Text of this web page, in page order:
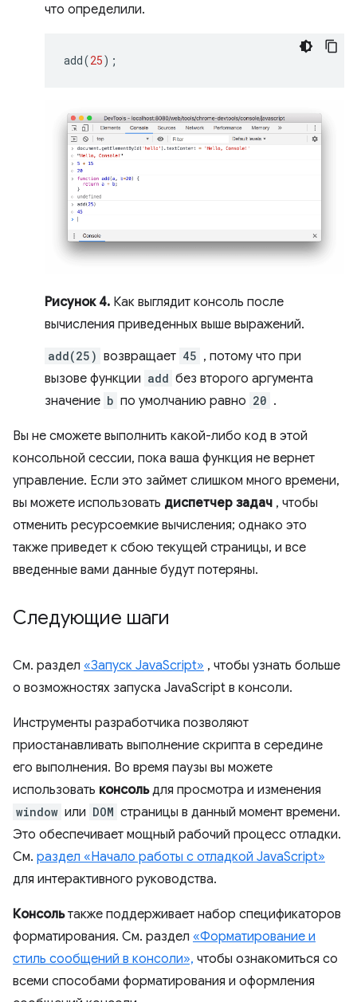
что определили.
add(25);
Рисунок 4. Как выглядит консоль после
вычисления приведенных выше выражений.
add(25) возвращает 45 , потому что при
вызове функции add без второго аргумента
значение b по умолчанию равно 20 .
Вы не сможете выполнить какой-либо код в этой
консольной сессии, пока ваша функция не вернет
управление. Если это займет слишком много времени,
вы можете использовать диспетчер задач , чтобы
отменить ресурсоемкие вычисления; однако это
также приведет к сбою текущей страницы, и все
введенные вами данные будут потеряны.
Следующие шаги
См. раздел «Запуск JavaScript» , чтобы узнать больше
о возможностях запуска JavaScript в консоли.
Инструменты разработчика позволяют
приостанавливать выполнение скрипта в середине
его выполнения. Во время паузы вы можете
использовать консольдля просмотра и изменения
window или DOM страницы в данный момент времени.
Это обеспечивает мощный рабочий процесс отладки.
См. раздел «Начало работы с отладкой JavaScript»
для интерактивного руководства.
Консольтакже поддерживает набор спецификаторов
форматирования. См. раздел «Форматирование и
стиль сообщений в консоли», чтобы ознакомиться со
всеми способами форматирования и оформления